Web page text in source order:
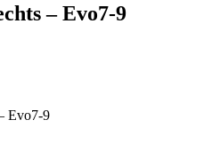
– Evo7-9
Evo7-9